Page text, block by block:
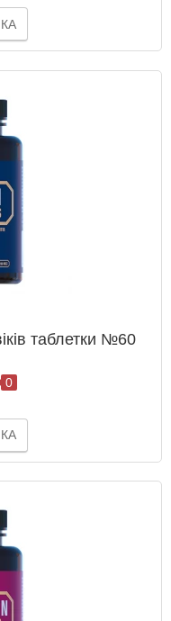
таблетки №60
0